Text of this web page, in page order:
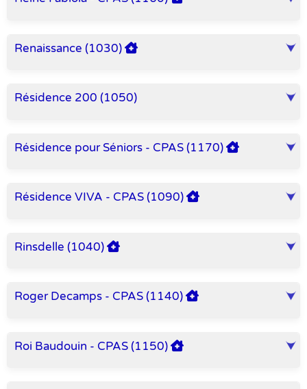
Renaissance (1030)
Résidence 200 (1050)
Résidence pour Séniors - CPAS (1170)
Résidence VIVA - CPAS (1090)
Rinsdelle (1040)
Roger Decamps - CPAS (1140)
Roi Baudouin - CPAS (1150)